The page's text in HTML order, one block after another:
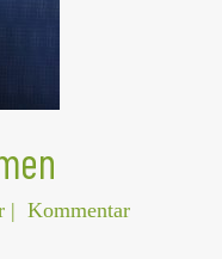
| Kommentar